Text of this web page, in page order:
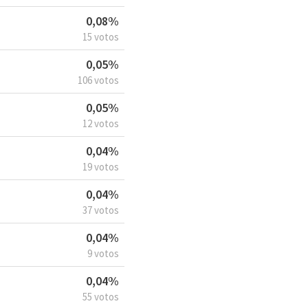
0,08%
15 votos
0,05%
106 votos
0,05%
12 votos
0,04%
19 votos
0,04%
37 votos
0,04%
9 votos
0,04%
55 votos